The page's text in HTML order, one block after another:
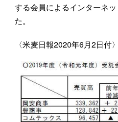
する会員によるインターネ
た。
〈米麦日報2020年6月2日付〉